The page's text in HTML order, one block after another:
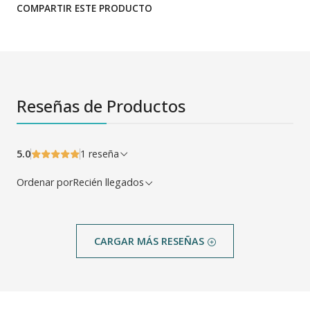
COMPARTIR ESTE PRODUCTO
Reseñas de Productos
5.0 1 reseña
Ordenar porRecién llegados
CARGAR MÁS RESEÑAS